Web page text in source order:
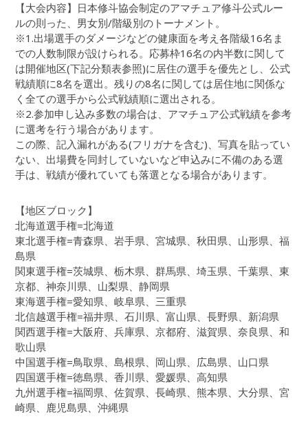
【大会内容】日本修斗協会制定のアマチュア修斗公式ルー
ルの則った、男女別/階級別のトーナメント。
※1.出場選手のダメージなどの健康面を考え各階級16名ま
での人数制限が設けられる。応募枠16名の内半数に関して
は開催地区(下記分類表参照)に居住の選手を優先とし、公式
戦績順に8名を選出。残りの8名に関しては居住地に関係な
く全ての選手から公式戦績順に選出される。
※2.参加申し込み多数の場合は、アマチュア公式戦績を参考
に選考を行う場合があります。
この際、記入漏れがある(フリガナを含む)、写真を貼ってい
ない、出場費を同封していないなど申込みに不備のある選
手は、戦績が優れていても落選となる場合があります。
【地区ブロック】
北海道選手権=北海道
東北選手権=青森県、岩手県、宮城県、秋田県、山形県、福
島県
関東選手権=茨城県、栃木県、群馬県、埼玉県、千葉県、東
京都、神奈川県、山梨県、静岡県
東海選手権=愛知県、岐阜県、三重県
北信越選手権=福井県、石川県、富山県、長野県、新潟県
関西選手権=大阪府、兵庫県、京都府、滋賀県、奈良県、和
歌山県
中国選手権=鳥取県、島根県、岡山県、広島県、山口県
四国選手権=徳島県、香川県、愛媛県、高知県
九州選手権=福岡県、佐賀県、長崎県、熊本県、大分県、宮
崎県、鹿児島県、沖縄県